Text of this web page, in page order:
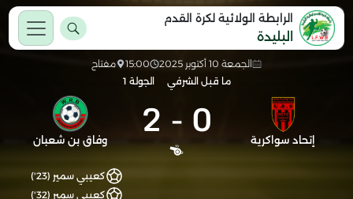
الرابطة الولائية لكرة القدم
البليدة
الجمعة 10 أكتوبر 2025 15:00
مفتاح
ما قبل الشرفي
الجولة 1
إتحاد سواكرية 0
-
2 وفاق بن شعبان
كعيبي سمير (23')
كعيبي سمير (32')